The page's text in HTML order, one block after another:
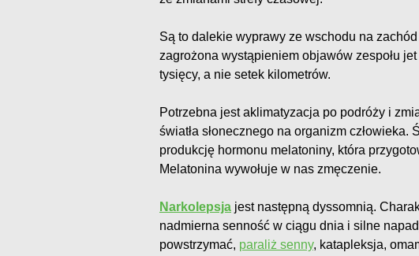
Są to dalekie wyprawy ze wschodu na
zagrożona wystąpieniem objawów zespołu
tysięcy, a nie setek kilometrów.
Potrzebna jest aklimatyzacja po podróży i
światła słonecznego na organizm człowieka.
produkcję hormonu melatoniny, która
Melatonina wywołuje w nas zmęczenie.
Narkolepsja jest następną dyssomnią.
nadmierna senność w ciągu dnia i silne
powstrzymać, paraliż senny, katapleksja,